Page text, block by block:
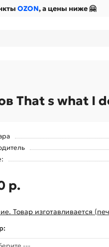
OZON, а цены ниже 🤗
That s what I
р.
Товар изготавливается